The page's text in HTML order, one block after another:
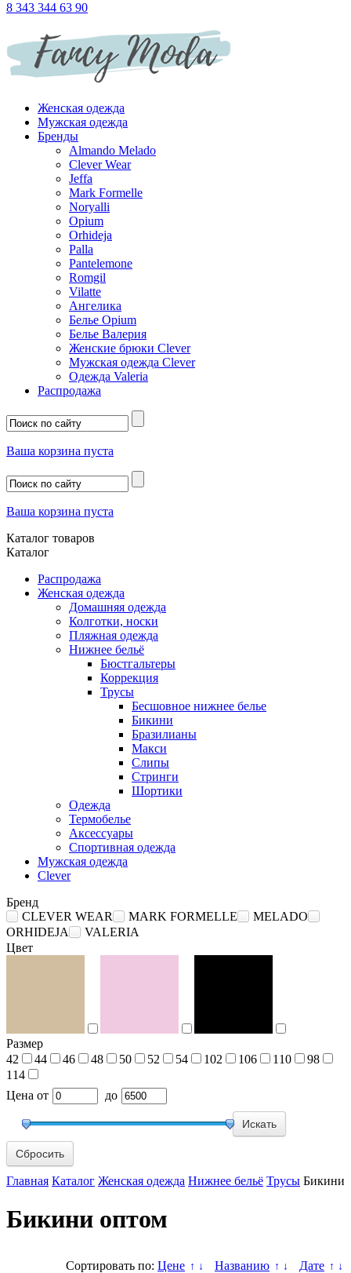
8 343 344 63 90
Женская одежда
Мужская одежда
Бренды
Almando Melado
Clever Wear
Jeffa
Mark Formelle
Noryalli
Opium
Orhideja
Palla
Pantelemone
Romgil
Vilatte
Ангелика
Белье Opium
Белье Валерия
Женские брюки Clever
Мужская одежда Clever
Одежда Valeria
Распродажа
Ваша корзина пуста
Ваша корзина пуста
Каталог товаров
Каталог
Распродажа
Женская одежда
Домашняя одежда
Колготки, носки
Пляжная одежда
Нижнее бельё
Бюстгальтеры
Коррекция
Трусы
Бесшовное нижнее белье
Бикини
Бразилианы
Макси
Слипы
Стринги
Шортики
Одежда
Термобелье
Аксессуары
Спортивная одежда
Мужская одежда
Clever
Бренд
CLEVER WEAR
MARK FORMELLE
MELADO
ORHIDEJA
VALERIA
Цвет
Размер
42
44 46 48 50 52 54 102 106 110
98
114
Цена от до
Сбросить
Главная Каталог Женская одежда Нижнее бельё Трусы Бикини
Бикини оптом
Сортировать по: Цене ↑ ↓ Названию ↑ ↓ Дате ↑ ↓